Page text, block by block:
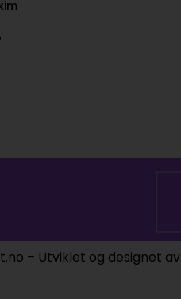
– Utviklet og designet av